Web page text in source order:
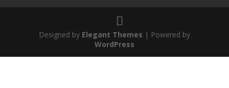
Designed by Elegant Themes | Powered by
WordPress